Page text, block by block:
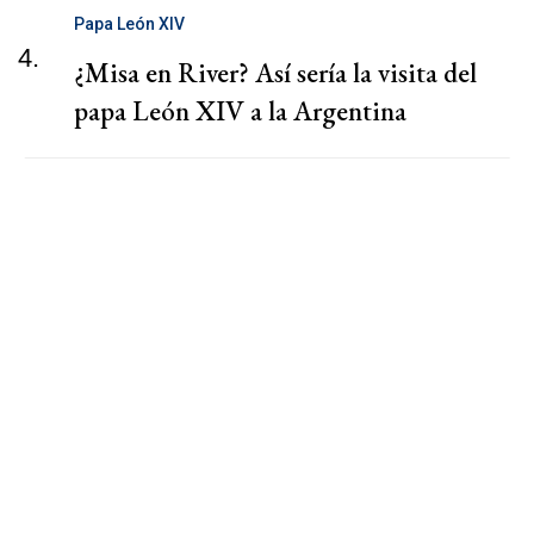
4.
Papa León XIV
¿Misa en River? Así sería la visita del
papa León XIV a la Argentina